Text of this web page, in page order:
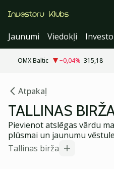
Jaunumi
Viedokļi
OMX Baltic −0,04% 315,18
Atpakaļ
TALLINAS
Pievienot atslēgas vārdu
plūsmai un jaunumu
Tallinas birža